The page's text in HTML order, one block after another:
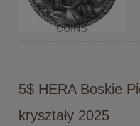
5$ HERA Boskie
kryształy 2025